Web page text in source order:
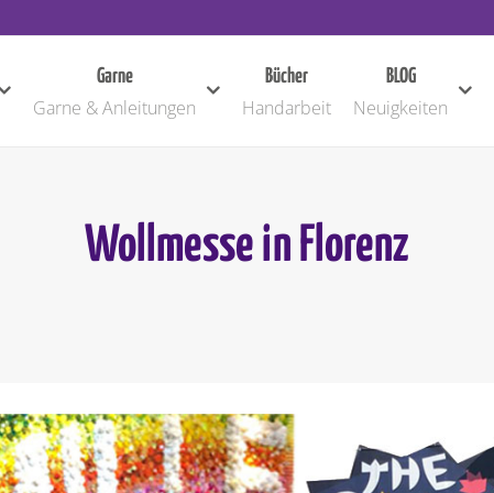
Garne
Garne & Anleitungen
Bücher
Handarbeit
BLOG
Neuigkeiten
Wollmesse in Florenz